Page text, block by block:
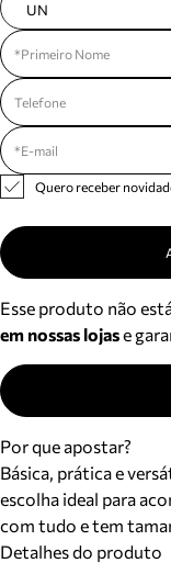
UN
Quero receber
Esse produto não
em nossas lojase
Por que apostar?
Básica, prática e
escolha ideal para
com tudo e tem
Detalhes do produto